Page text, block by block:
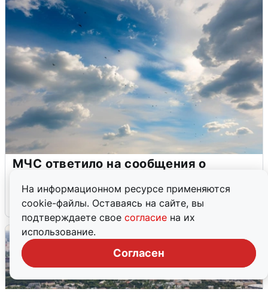
На информационном ресурсе применяются
cookie-файлы. Оставаясь на сайте, вы
подтверждаете свое согласие на их
использование.
Согласен
МЧС ответило на сообщения о
7 августа 0